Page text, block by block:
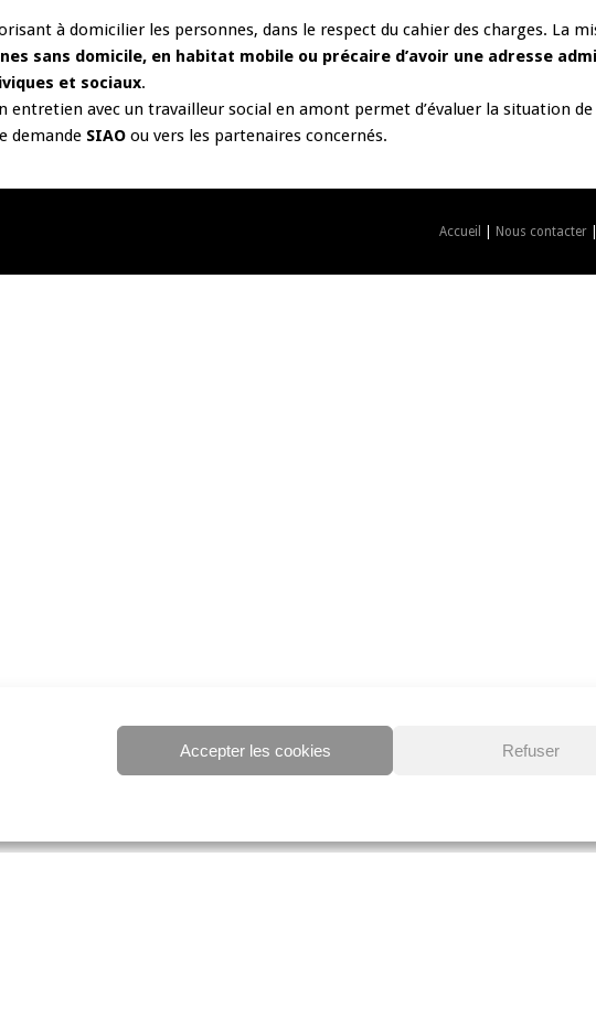
Accepter les cookies Refuser
à domicilier les personnes, dans le respect du cahier des charges. La
sans domicile, en habitat mobile ou précaire d’avoir une adresse
et sociaux.
entretien avec un travailleur social en amont permet d’évaluer la situation
demande SIAO ou vers les partenaires concernés.
Accueil Nous contacter